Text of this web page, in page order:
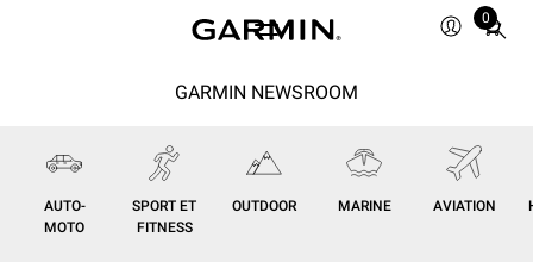
0
Total
GARMIN NEWSROOM
AUTO-
MOTO
SPORT ET
FITNESS
OUTDOOR MARINE AVIATION